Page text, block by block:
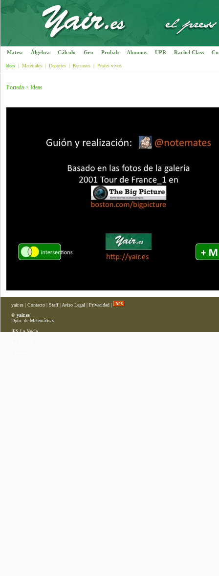
Mates: Álgebra Cálculo Geo Probab Alumnos UPR Rachel Class
Ideas | Materiales | Deportes | Recursos | Profes vivos
Portada > Ideas
yair.es | Contacto | Staff| Aviso Legal | Privacidad |
© yair.es
Dpto. de Matemáticas
IES La Nucía